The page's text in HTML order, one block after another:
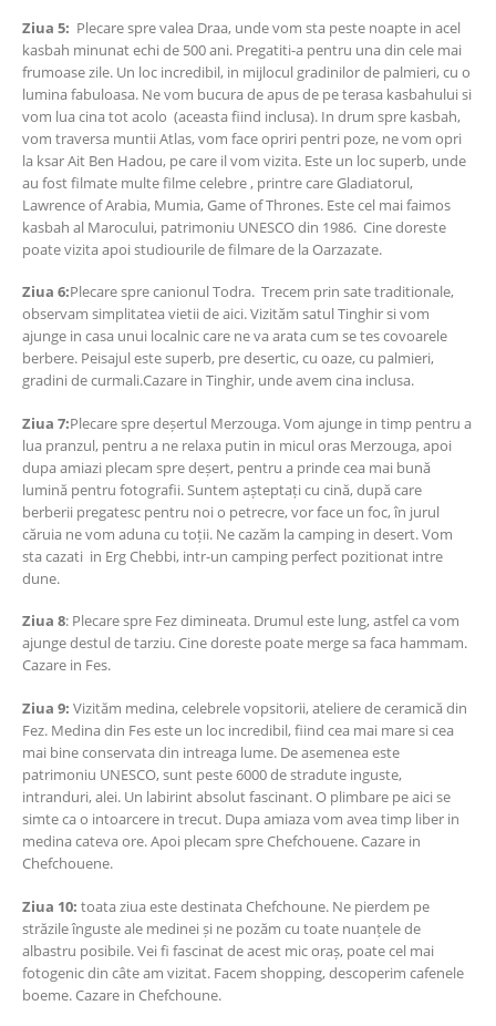
Ziua 5: Plecare spre valea Draa, unde vom sta peste noapte in acel
kasbah minunat echi de 500 ani. Pregatiti-a pentru una din cele mai
frumoase zile. Un loc incredibil, in mijlocul gradinilor de palmieri, cu o
lumina fabuloasa. Ne vom bucura de apus de pe terasa kasbahului si
vom lua cina tot acolo (aceasta fiind inclusa). In drum spre kasbah,
vom traversa muntii Atlas, vom face opriri pentri poze, ne vom opri
la ksar Ait Ben Hadou, pe care il vom vizita. Este un loc superb, unde
au fost filmate multe filme celebre , printre care Gladiatorul,
Lawrence of Arabia, Mumia, Game of Thrones. Este cel mai faimos
kasbah al Marocului, patrimoniu UNESCO din 1986. Cine doreste
poate vizita apoi studiourile de filmare de la Oarzazate.
Ziua 6:Plecare spre canionul Todra. Trecem prin sate traditionale,
observam simplitatea vietii de aici. Vizităm satul Tinghir si vom
ajunge in casa unui localnic care ne va arata cum se tes covoarele
berbere. Peisajul este superb, pre desertic, cu oaze, cu palmieri,
gradini de curmali.Cazare in Tinghir, unde avem cina inclusa.
Ziua 7:Plecare spre deșertul Merzouga. Vom ajunge in timp pentru a
lua pranzul, pentru a ne relaxa putin in micul oras Merzouga, apoi
dupa amiazi plecam spre deșert, pentru a prinde cea mai bună
lumină pentru fotografii. Suntem așteptați cu cină, după care
berberii pregatesc pentru noi o petrecre, vor face un foc, în jurul
căruia ne vom aduna cu toții. Ne cazăm la camping in desert. Vom
sta cazati in Erg Chebbi, intr-un camping perfect pozitionat intre
dune.
Ziua 8: Plecare spre Fez dimineata. Drumul este lung, astfel ca vom
ajunge destul de tarziu. Cine doreste poate merge sa faca hammam.
Cazare in Fes.
Ziua 9: Vizităm medina, celebrele vopsitorii, ateliere de ceramică din
Fez. Medina din Fes este un loc incredibil, fiind cea mai mare si cea
mai bine conservata din intreaga lume. De asemenea este
patrimoniu UNESCO, sunt peste 6000 de stradute inguste,
intranduri, alei. Un labirint absolut fascinant. O plimbare pe aici se
simte ca o intoarcere in trecut. Dupa amiaza vom avea timp liber in
medina cateva ore. Apoi plecam spre Chefchouene. Cazare in
Chefchouene.
Ziua 10: toata ziua este destinata Chefchoune. Ne pierdem pe
străzile înguste ale medinei și ne pozăm cu toate nuanțele de
albastru posibile. Vei fi fascinat de acest mic oraș, poate cel mai
fotogenic din câte am vizitat. Facem shopping, descoperim cafenele
boeme. Cazare in Chefchoune.